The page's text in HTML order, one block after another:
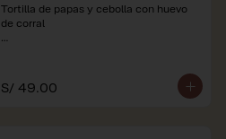
Tortilla de papas y cebolla con huevo
de corral
S/ 49.00